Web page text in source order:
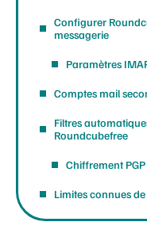
Configurer
messagerie
Paramètres
Comptes mail
Filtres
Roundcubefree
Chiffrement
Limites connues